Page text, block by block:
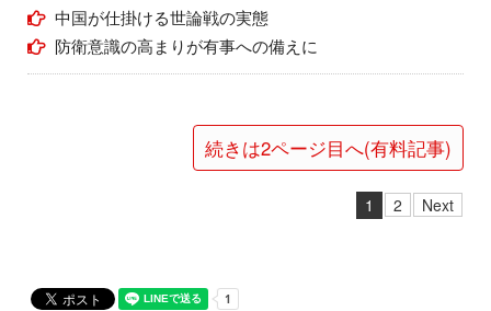
中国が仕掛ける世論戦の実態
防衛意識の高まりが有事への備えに
続きは2ページ目へ(有料記事)
1 2 Next